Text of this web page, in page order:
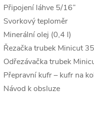
Připojení láhve 5/16”
Svorkový teploměr
Minerální olej (0,4 l)
Řezačka trubek Minicut
Odřezávačka trubek
Přepravní kufr – kufr na
Návod k obsluze